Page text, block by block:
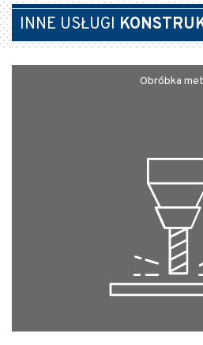
INNE USŁUGI
Obróbka